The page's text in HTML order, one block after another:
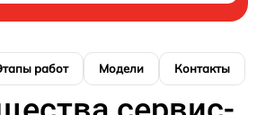
работ Модели Контакты